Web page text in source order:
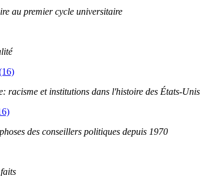
au premier cycle universitaire
racisme et institutions dans l'histoire des États-Unis
des conseillers politiques depuis 1970